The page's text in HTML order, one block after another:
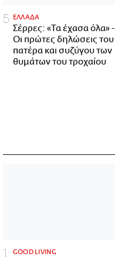
ΕΛΛΑΔΑ
Σέρρες: «Τα έχασα όλα» -
Οι πρώτες δηλώσεις του
πατέρα και συζύγου των
θυμάτων του τροχαίου
GOOD LIVING